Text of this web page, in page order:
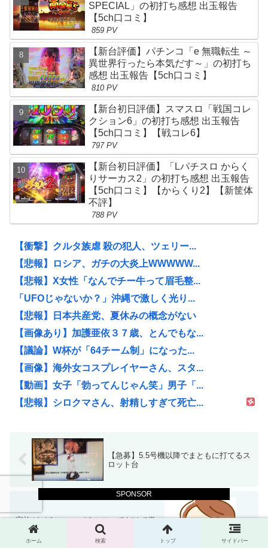
SPONSOR
SPECIAL」の初打ち感想 出玉報告
【5ch口コミ】
859 PV
【新台評価】パチンコ「e 無職転生 ～
異世界行ったら本気だす～」の初打ち
感想 出玉報告【5ch口コミ】
810 PV
【新台初日評価】スマスロ「戦国コレ
クション6」の初打ち感想 出玉報告
【5ch口コミ】【戦コレ6】
797 PV
【新台初日評価】「Lパチスロ からく
りサーカス2」の初打ち感想 出玉報告
【5ch口コミ】【からくり2】【新筐体
不評】
788 PV
【衝撃】クルタ族虐 殺の犯人、ツェリー...
【悲報】ロシア、ガチの大炎上WWWWW...
【悲報】X女性「なんでチー牛って眉毛整...
「UFOじゃないか？」沖縄で激しく光り...
【悲報】日本共産党、夏休みの概念がない
【画像あり】加護亜依３７歳、とんでもな...
【議論】W杯が「64チーム制」になった...
【画像】海外女コスプレイヤーさん、スタ...
【動画】女子「勃ってんじゃん笑」男子「...
【悲報】シロクマさん、射精しすぎて死亡...
【急募】5.5号機以降でまともに打てるス
ロット台
家族がパチンコ、パチスロってだけで脊
髄反射レベルで拒否反応起こして困って
るから助けて欲しい
ホーム 検索 トップ サイドバー